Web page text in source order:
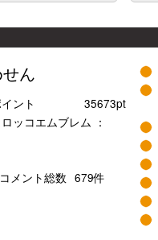
ん
ント
35673pt
ッコエムブレム ：
コメント総数 679件